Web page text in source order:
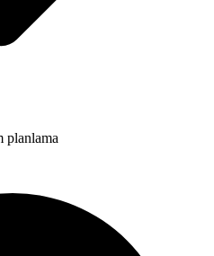
planlama